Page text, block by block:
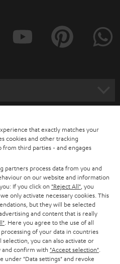
that exactly matches your
cookies and other tracking
from third parties - and engages
partners process data from you and
on our website and information
If you click on "Reject All" , you
only activate necessary cookies. This
but they will be selected
and content that is really
. Here you agree to the use of all
of your data in countries
you can also activate or
and confirm with "Accept selection"
under "Data settings" and revoke